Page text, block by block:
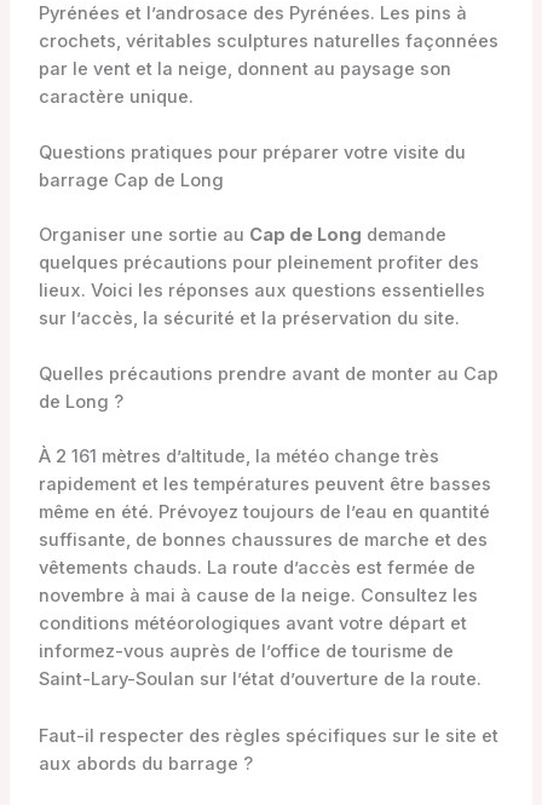
Pyrénées et l’androsace des Pyrénées. Les pins à
crochets, véritables sculptures naturelles façonnées
par le vent et la neige, donnent au paysage son
caractère unique.
Questions pratiques pour préparer votre visite du
barrage Cap de Long
Organiser une sortie au Cap de Long demande
quelques précautions pour pleinement profiter des
lieux. Voici les réponses aux questions essentielles
sur l’accès, la sécurité et la préservation du site.
Quelles précautions prendre avant de monter au Cap
de Long ?
À 2 161 mètres d’altitude, la météo change très
rapidement et les températures peuvent être basses
même en été. Prévoyez toujours de l’eau en quantité
suffisante, de bonnes chaussures de marche et des
vêtements chauds. La route d’accès est fermée de
novembre à mai à cause de la neige. Consultez les
conditions météorologiques avant votre départ et
informez-vous auprès de l’office de tourisme de
Saint-Lary-Soulan sur l’état d’ouverture de la route.
Faut-il respecter des règles spécifiques sur le site et
aux abords du barrage ?